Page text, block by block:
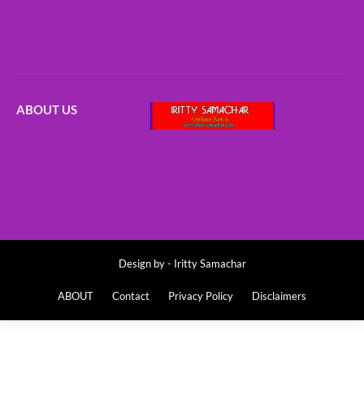
ABOUT US
Design by - Iritty Samachar
ABOUT Contact Privacy Policy Disclaimers